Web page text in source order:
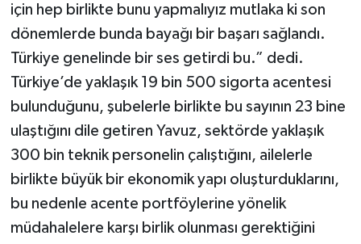
için hep birlikte bunu yapmalıyız mutlaka ki son
dönemlerde bunda bayağı bir başarı sağlandı.
Türkiye genelinde bir ses getirdi bu.” dedi.
Türkiye’de yaklaşık 19 bin 500 sigorta acentesi
bulunduğunu, şubelerle birlikte bu sayının 23 bine
ulaştığını dile getiren Yavuz, sektörde yaklaşık
300 bin teknik personelin çalıştığını, ailelerle
birlikte büyük bir ekonomik yapı oluşturduklarını,
bu nedenle acente portföylerine yönelik
müdahalelere karşı birlik olunması gerektiğini